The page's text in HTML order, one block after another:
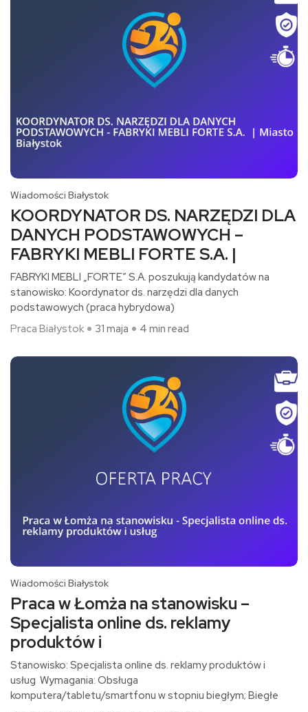
Wiadomości Białystok
KOORDYNATOR DS. NARZĘDZI DLA
DANYCH PODSTAWOWYCH –
FABRYKI MEBLI FORTE S.A. |
FABRYKI MEBLI „FORTE” S.A. poszukują kandydatów na
stanowisko: Koordynator ds. narzędzi dla danych
podstawowych (praca hybrydowa)​
Praca Białystok
31 maja 4 min read
Wiadomości Białystok
Praca w Łomża na stanowisku –
Specjalista online ds. reklamy
produktów i
Stanowisko: Specjalista online ds. reklamy produktów i
usług Wymagania: Obsługa
komputera/tabletu/smartfonu w stopniu biegłym; Biegłe